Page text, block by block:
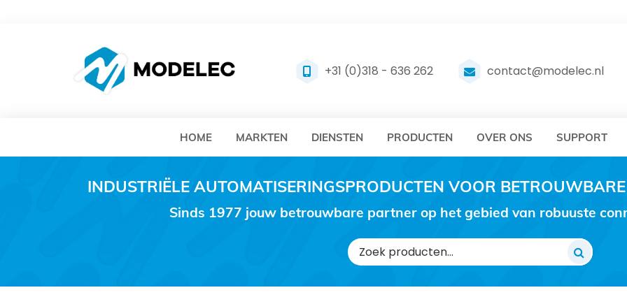
MODELEC MODELEC
+31 (0)318 - 636 262 contact@modelec.nl
HOME MARKTEN DIENSTEN PRODUCTEN OVER ONS SUPPORT
INDUSTRIËLE AUTOMATISERINGSPRODUCTEN VOOR
Sinds 1977 jouw betrouwbare partner op het gebied van robuuste
Zoeken
naar: